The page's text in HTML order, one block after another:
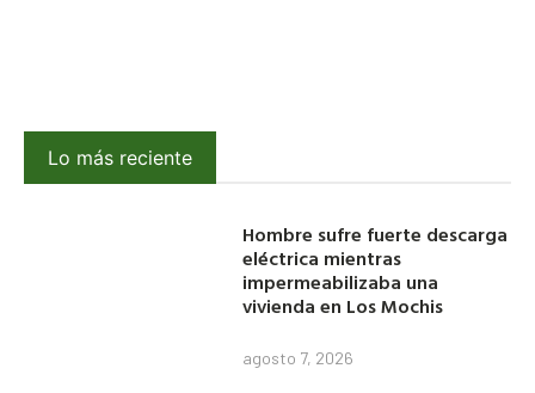
Lo más reciente
Hombre sufre fuerte descarga
eléctrica mientras
impermeabilizaba una
vivienda en Los Mochis
agosto 7, 2026